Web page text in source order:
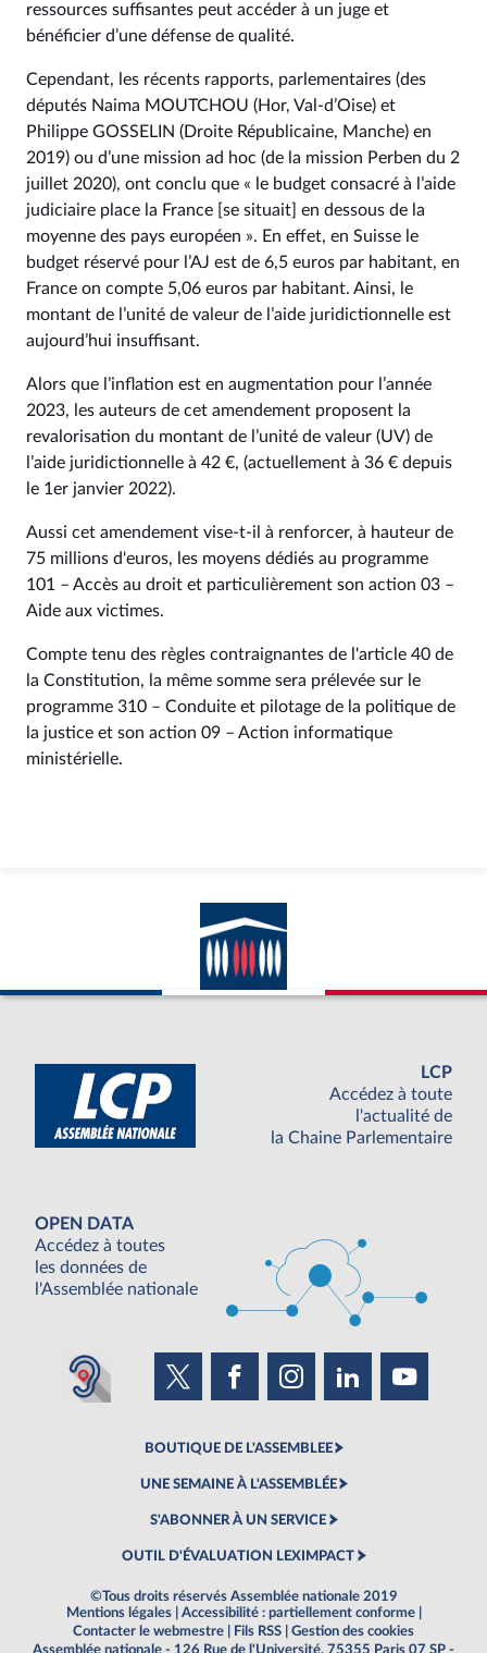
ressources suffisantes peut accéder à un juge et
bénéficier d’une défense de qualité.
Cependant, les récents rapports, parlementaires (des
députés Naima MOUTCHOU (Hor, Val-d’Oise) et
Philippe GOSSELIN (Droite Républicaine, Manche) en
2019) ou d’une mission ad hoc (de la mission Perben du 2
juillet 2020), ont conclu que « le budget consacré à l’aide
judiciaire place la France [se situait] en dessous de la
moyenne des pays européen ». En effet, en Suisse le
budget réservé pour l’AJ est de 6,5 euros par habitant, en
France on compte 5,06 euros par habitant. Ainsi, le
montant de l’unité de valeur de l’aide juridictionnelle est
aujourd’hui insuffisant.
Alors que l’inflation est en augmentation pour l’année
2023, les auteurs de cet amendement proposent la
revalorisation du montant de l’unité de valeur (UV) de
l’aide juridictionnelle à 42 €, (actuellement à 36 € depuis
le 1er janvier 2022).
Aussi cet amendement vise-t-il à renforcer, à hauteur de
75 millions d'euros, les moyens dédiés au programme
101 – Accès au droit et particulièrement son action 03 –
Aide aux victimes.
Compte tenu des règles contraignantes de l'article 40 de
la Constitution, la même somme sera prélevée sur le
programme 310 – Conduite et pilotage de la politique de
la justice et son action 09 – Action informatique
ministérielle.
LCP
Accédez à toute
l'actualité de
la Chaine Parlementaire
OPEN DATA
Accédez à toutes
les données de
l'Assemblée nationale
BOUTIQUE DE L'ASSEMBLEE
UNE SEMAINE À L'ASSEMBLÉE
S'ABONNER À UN SERVICE
OUTIL D'ÉVALUATION LEXIMPACT
©Tous droits réservés Assemblée nationale 2019
Mentions légales
Accessibilité : partiellement conforme
Contacter le webmestre
Fils RSS
Gestion des cookies
Assemblée nationale - 126 Rue de l'Université, 75355 Paris 07 SP -